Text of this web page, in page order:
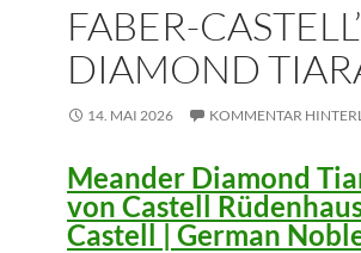
FABER-
DIAMOND
14. MAI 2026 KOMMENTAR
Meander Diamond
von Castell
Castell | German